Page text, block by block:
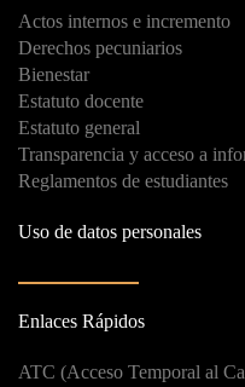
Actos internos e incremento
Derechos pecuniarios
Bienestar
Estatuto docente
Estatuto general
Transparencia y acceso a
Reglamentos de estudiantes
Uso de datos personales
Enlaces Rápidos
ATC (Acceso Temporal al